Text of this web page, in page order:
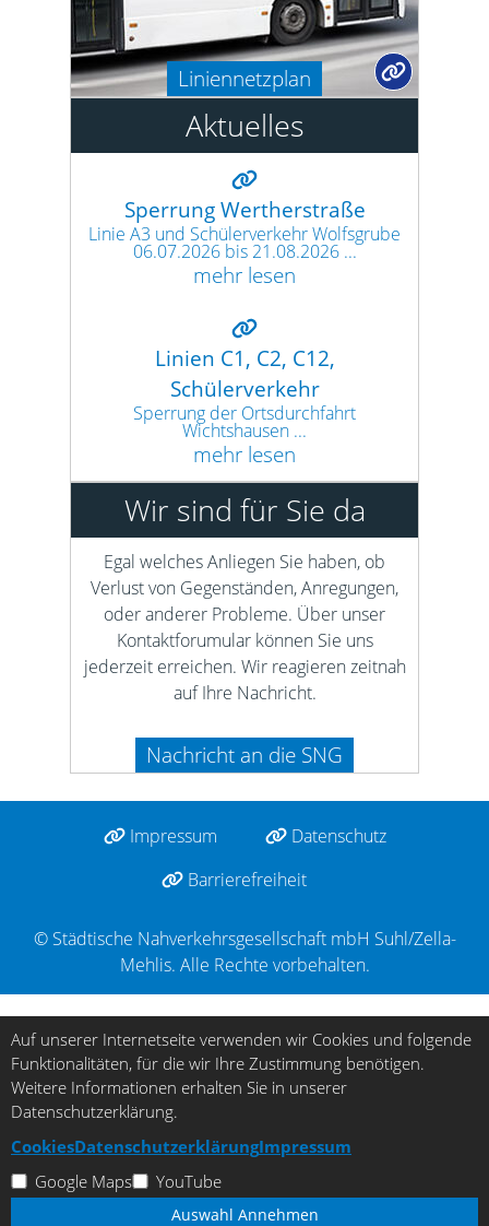
Liniennetzplan
Aktuelles
Sperrung Wertherstraße
Linie A3 und Schülerverkehr Wolfsgrube
06.07.2026 bis 21.08.2026 ...
mehr lesen
Linien C1, C2, C12,
Schülerverkehr
Sperrung der Ortsdurchfahrt
Wichtshausen ...
mehr lesen
Wir sind für Sie da
Egal welches Anliegen Sie haben, ob
Verlust von Gegenständen, Anregungen,
oder anderer Probleme. Über unser
Kontaktforumular können Sie uns
jederzeit erreichen. Wir reagieren zeitnah
auf Ihre Nachricht.
Nachricht an die SNG
Impressum
Datenschutz
Barrierefreiheit
© Städtische Nahverkehrsgesellschaft mbH Suhl/Zella-
Mehlis. Alle Rechte vorbehalten.
Auf unserer Internetseite verwenden wir Cookies und folgende
Funktionalitäten, für die wir Ihre Zustimmung benötigen.
Weitere Informationen erhalten Sie in unserer
Datenschutzerklärung.
CookiesDatenschutzerklärungImpressum
Google Maps
YouTube
Auswahl Annehmen